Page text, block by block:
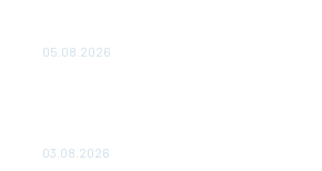
05.08.2026
03.08.2026